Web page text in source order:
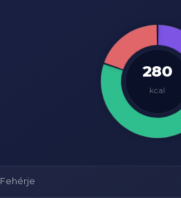
280
kcal
Fehérje